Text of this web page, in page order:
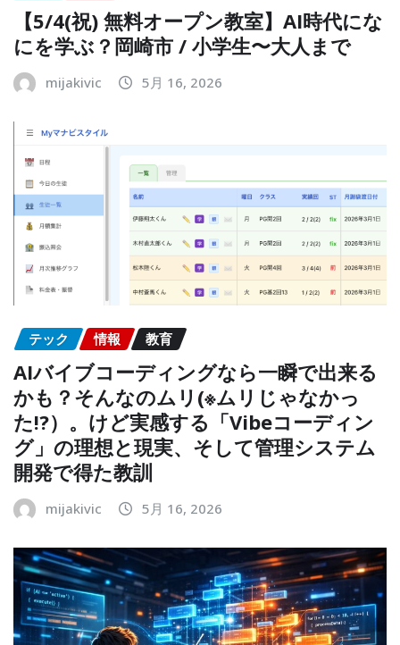
【5/4(祝) 無料オープン教室】AI時代にな
にを学ぶ？岡崎市 / 小学生〜大人まで
mijakivic 5月 16, 2026
テック 情報 教育
AIバイブコーディングなら一瞬で出来る
かも？そんなのムリ(※ムリじゃなかっ
た!?）。けど実感する「Vibeコーディン
グ」の理想と現実、そして管理システム
開発で得た教訓
mijakivic 5月 16, 2026